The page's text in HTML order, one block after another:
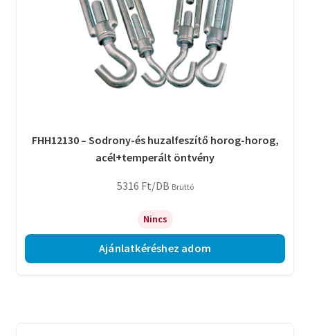
FHH12130 – Sodrony-és huzalfeszítő horog-horog,
acél+temperált öntvény
5316 Ft/DB Bruttó
Nincs
Ajánlatkéréshez adom